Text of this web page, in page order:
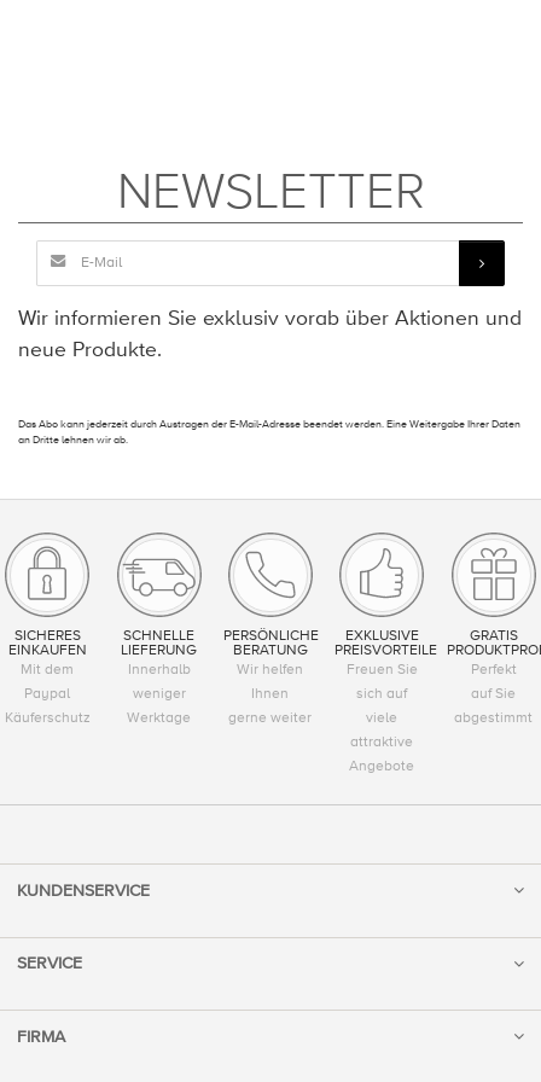
NEWSLETTER
Wir informieren Sie exklusiv vorab über Aktionen und
neue Produkte.
Das Abo kann jederzeit durch Austragen der E-Mail-Adresse beendet werden. Eine Weitergabe Ihrer Daten
an Dritte lehnen wir ab.
SICHERES
EINKAUFEN
Mit dem
Paypal
Käuferschutz
SCHNELLE
LIEFERUNG
Innerhalb
weniger
Werktage
PERSÖNLICHE
BERATUNG
Wir helfen
Ihnen
gerne weiter
EXKLUSIVE
PREISVORTEILE
Freuen Sie
sich auf
viele
attraktive
Angebote
GRATIS
Perfekt
auf Sie
abgestimmt
KUNDENSERVICE
SERVICE
FIRMA